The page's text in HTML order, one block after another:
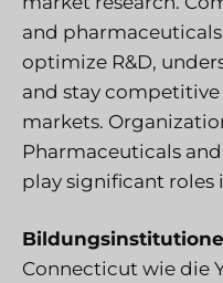
and
optimize R&D,
and stay
markets.
Pharmaceuticals
play significant roles
Connecticut wie die